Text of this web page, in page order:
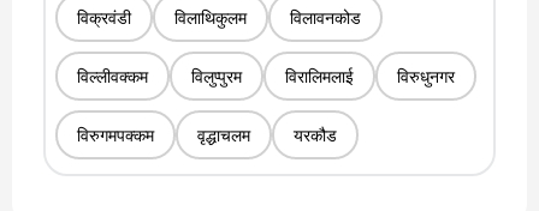
विक्रवंडी विलाथिकुलम विलावनकोड
विल्लीवक्कम विलुप्पुरम विरालिमलाई विरुधुनगर
विरुगमपक्कम वृद्धाचलम यरकौड